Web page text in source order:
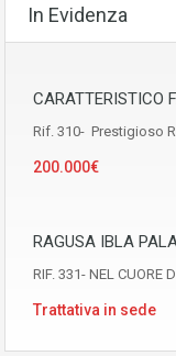
In Evidenza
CARATTERISTICO
Rif. 310- Prestigioso
200.000€
RAGUSA IBLA
RIF. 331- NEL CUORE
Trattativa in sede